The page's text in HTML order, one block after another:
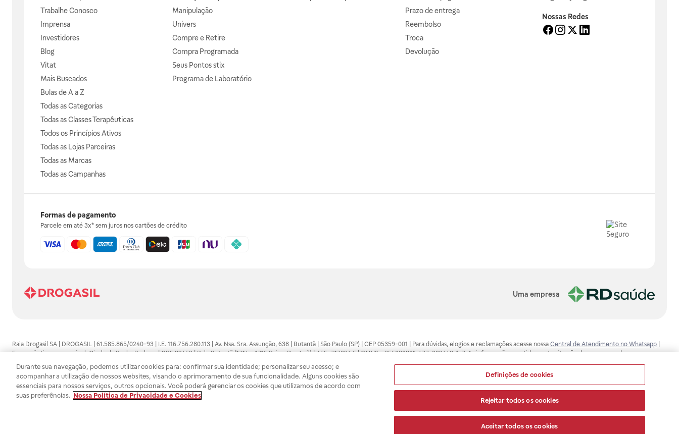
Trabalhe Conosco
Imprensa
Investidores
Blog
Vitat
Mais Buscados
Bulas de A a Z
Todas as Categorias
Todas as Classes Terapêuticas
Todos os Princípios Ativos
Todas as Lojas Parceiras
Todas as Marcas
Todas as Campanhas
Manipulação
Univers
Compre e Retire
Compra Programada
Seus Pontos stix
Programa de Laboratório
Prazo de entrega
Reembolso
Troca
Devolução
Nossas Redes
Formas de pagamento
Parcele em até 3x* sem juros nos cartões de crédito
Uma empresa
Raia Drogasil SA | DROGASIL | 61.585.865/0240-93 | I.E. 116.756.280.113 | Av. Nsa. Sra. Assunção, 638 | Butantã | São Paulo (SP) | CEP 05359-001 | Para dúvidas, elogios e reclamações acesse nossa Central de Atendimento no Whatsapp
Farmacêutico responsável: Gisele da Penha Barbosa | CRF 89453 | Polo Butantã (1714 e 1715 Raia e Drogasil) | AFE: 7.17094.5 | CMVS - 355030801-477-002443-1-7. As informações contidas neste site não devem ser usadas para
automedicação e não substituem, em hipótese alguma, as orientações dadas pelo profissional da área médica. Somente o médico está apto a diagnosticar qualquer problema de saúde e prescrever o tratamento adequado. Ao
persistirem os sintomas, um médico deverá ser consultado. Os preços e promoções divulgados no site são válidos apenas para compras feitas pela internet. Maiores esclarecimentos, consultar o site: www.anvisa.gov.br. A Raia Drogasil
SA trabalha com as tecnologias mais avançadas de proteção de dados, para que você possa realizar suas compras com tranquilidade. A privacidade e a segurança dos clientes são compromissos da Raia Drogasil SA. Todos os pedidos
efetuados estão sujeitos à confirmação da disponibilidade de produto em nosso estoque.
Durante sua navegação, podemos utilizar cookies para: confirmar sua identidade; personalizar seu acesso; e
acompanhar a utilização de nossos websites, visando o aprimoramento de sua funcionalidade. Alguns cookies são
essenciais para nossos serviços, outros opcionais. Você poderá gerenciar os cookies que utilizamos de acordo com
suas preferências. Nossa Política de Privacidade e Cookies
Definições de cookies
Rejeitar todos os cookies
Aceitar todos os cookies